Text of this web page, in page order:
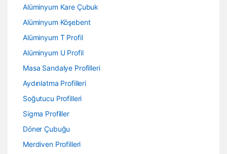
Alüminyum Kare Çubuk
Alüminyum Köşebent
Alüminyum T Profil
Alüminyum U Profil
Masa Sandalye Profilleri
Aydınlatma Profilleri
Soğutucu Profilleri
Sigma Profiller
Döner Çubuğu
Merdiven Profilleri